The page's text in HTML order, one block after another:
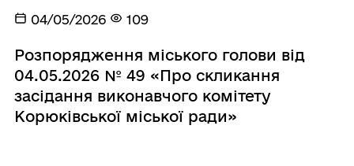
04/05/2026 109
Розпорядження міського голови від
04.05.2026 № 49 «Про скликання
засідання виконавчого комітету
Корюківської міської ради»